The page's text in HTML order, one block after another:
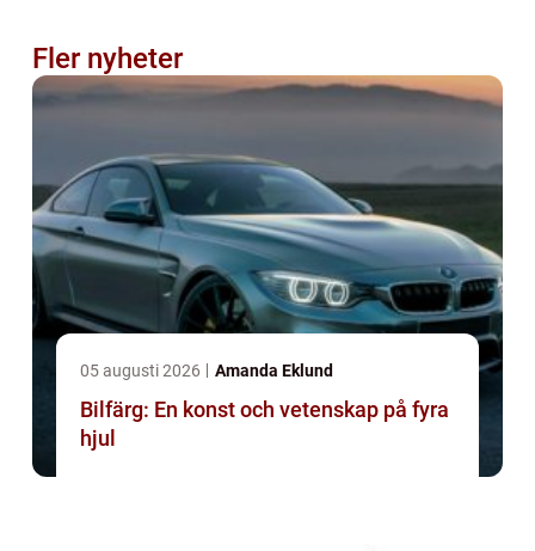
Fler nyheter
05 augusti 2026 Amanda Eklund
Bilfärg: En konst och vetenskap på fyra
hjul